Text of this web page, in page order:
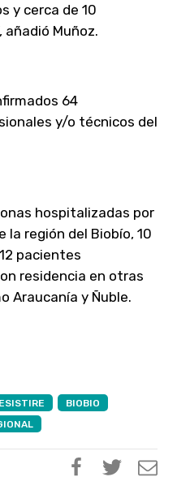
y cerca de 10
Muñoz.
64
y/o técnicos del
hospitalizadas por
la región del Biobío, 10
pacientes
residencia en otras
Araucanía y Ñuble.
BIOBIO